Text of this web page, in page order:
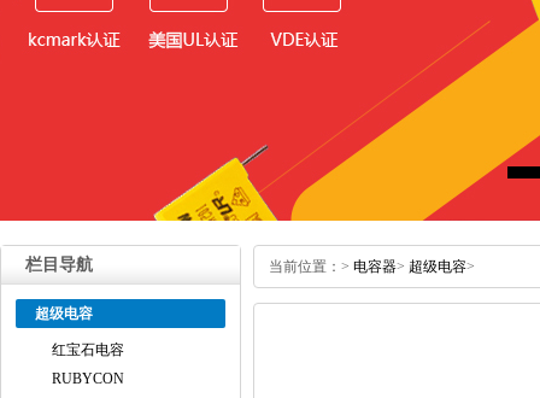
栏目导航
超级电容
红宝石电容
RUBYCON
当前位置： > 电容器> 超级电容>